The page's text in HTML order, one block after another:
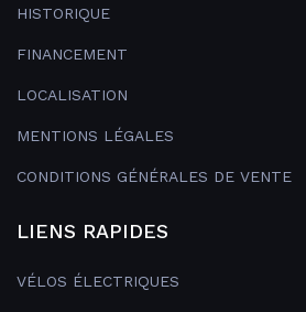
HISTORIQUE
FINANCEMENT
LOCALISATION
MENTIONS LÉGALES
CONDITIONS GÉNÉRALES DE VENTE
LIENS RAPIDES
VÉLOS ÉLECTRIQUES